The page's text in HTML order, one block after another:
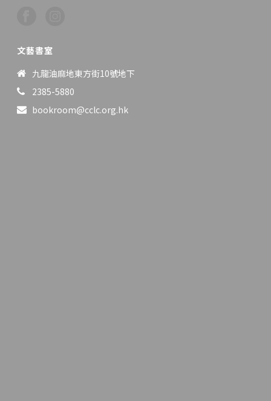
文藝書室
九龍油麻地東方街10號地下
2385-5880
bookroom@cclc.org.hk